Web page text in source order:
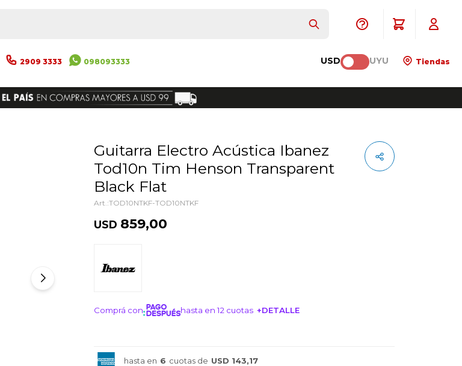
2909 3333 098093333 USD UYU Tiendas
Guitarra Electro Acústica Ibanez
Tod10n Tim Henson Transparent
Black Flat
TOD10NTKF-TOD10NTKF
USD 859,00
Comprá con hasta en 12 cuotas +DETALLE
hasta en 6 cuotas de USD 143,17